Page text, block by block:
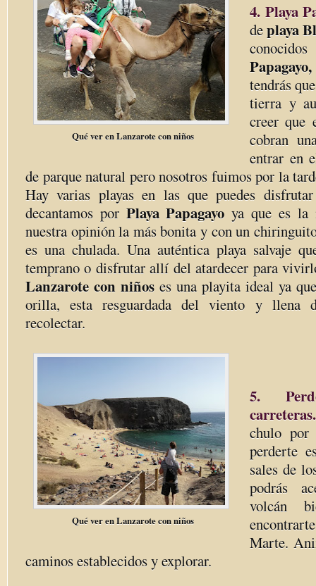
Qué ver en Lanzarote con niños
4. Playa
deplaya
tendrás
tierra y
creer que
cobran
entrar en
de parque natural pero nosotros fuimos por la
Hay varias playas en las que puedes
decantamos por Playa Papagayoya que es la
nuestra opinión la más bonita y con un
es una chulada. Una auténtica playa salvaje
temprano o disfrutar allí del atardecer para
Lanzarote con niños es una playita ideal ya
orilla, esta resguardada del viento y llena
recolectar.
Qué ver en Lanzarote con niños
5.
carreteras.
chulo
perderte
sales de
podrás
volcán
Marte.
caminos establecidos y explorar.